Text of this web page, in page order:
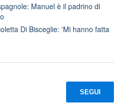
Manuel è il padrino di
Di Bisceglie: 'Mi hanno fatta
SEGUI